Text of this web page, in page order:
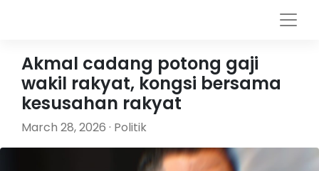
Akmal cadang potong gaji
wakil rakyat, kongsi bersama
kesusahan rakyat
March 28, 2026 · Politik